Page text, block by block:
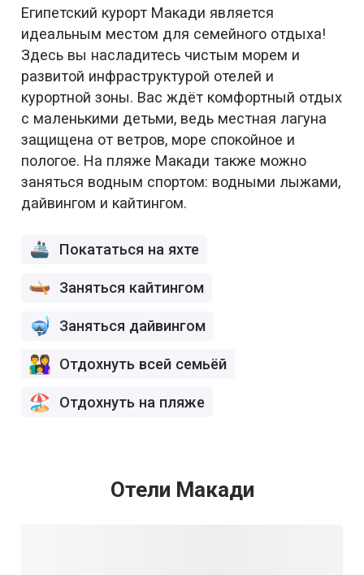
Египетский курорт Макади является
идеальным местом для семейного отдыха!
Здесь вы насладитесь чистым морем и
развитой инфраструктурой отелей и
курортной зоны. Вас ждёт комфортный отдых
с маленькими детьми, ведь местная лагуна
защищена от ветров, море спокойное и
пологое. На пляже Макади также можно
заняться водным спортом: водными лыжами,
дайвингом и кайтингом.
Покататься на яхте
Заняться кайтингом
Заняться дайвингом
Отдохнуть всей семьёй
Отдохнуть на пляже
Отели Макади